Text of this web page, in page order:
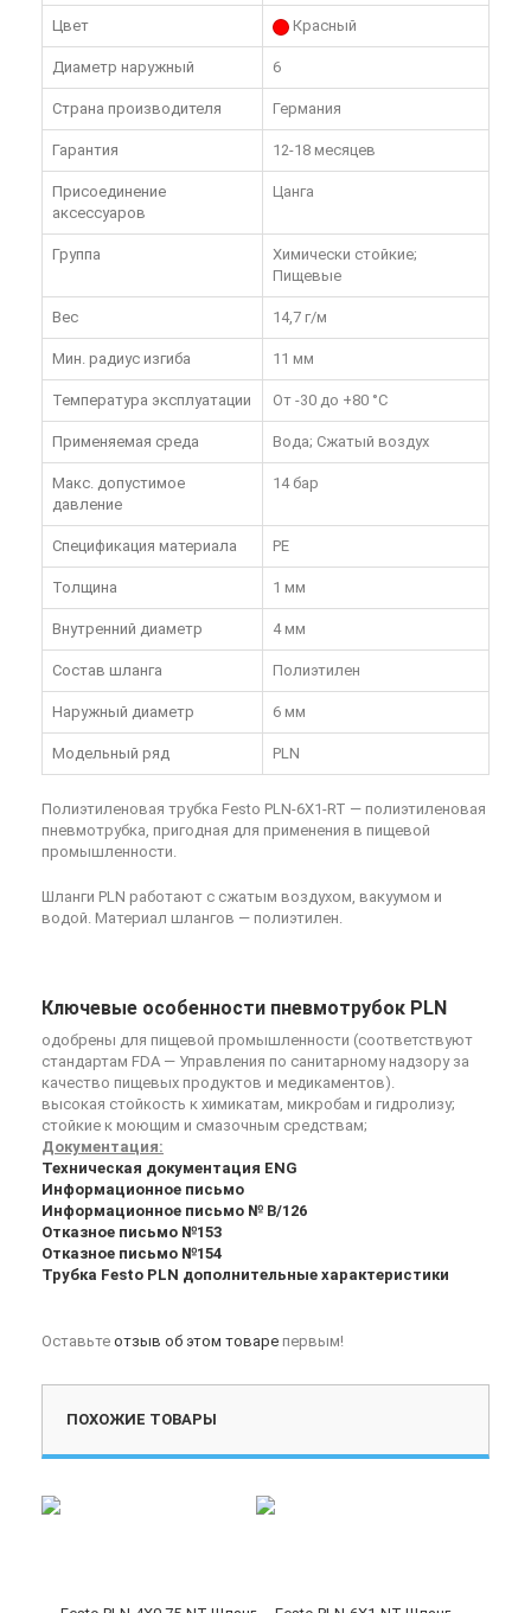
Цвет Красный
Диаметр наружный 6
Страна производителя Германия
Гарантия 12-18 месяцев
Присоединение
аксессуаров
Цанга
Группа
Химически стойкие;
Пищевые
Вес 14,7 г/м
Мин. радиус изгиба 11 мм
Температура эксплуатации От -30 до +80 °C
Применяемая среда Вода; Сжатый воздух
Макс. допустимое
давление
14 бар
Спецификация материала PE
Толщина 1 мм
Внутренний диаметр 4 мм
Состав шланга Полиэтилен
Наружный диаметр 6 мм
Модельный ряд PLN
Полиэтиленовая трубка Festo PLN-6X1-RT — полиэтиленовая
пневмотрубка, пригодная для применения в пищевой
промышленности.
Шланги PLN работают с сжатым воздухом, вакуумом и
водой. Материал шлангов — полиэтилен.
Ключевые особенности пневмотрубок PLN
одобрены для пищевой промышленности (соответствуют
стандартам FDA — Управления по санитарному надзору за
качество пищевых продуктов и медикаментов).
высокая стойкость к химикатам, микробам и гидролизу;
стойкие к моющим и смазочным средствам;
Документация:
Техническая документация ENG
Информационное письмо
Информационное письмо № В/126
Отказное письмо №153
Отказное письмо №154
Трубка Festo PLN дополнительные характеристики
Оставьте отзыв об этом товаре первым!
ПОХОЖИЕ ТОВАРЫ